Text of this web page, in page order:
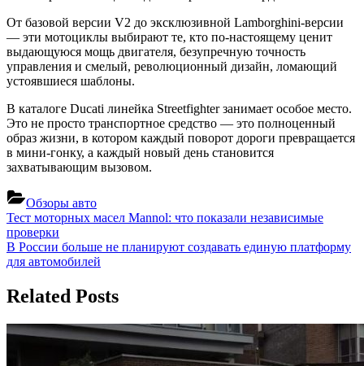
От базовой версии V2 до эксклюзивной Lamborghini‑версии
— эти мотоциклы выбирают те, кто по‑настоящему ценит
выдающуюся мощь двигателя, безупречную точность
управления и смелый, революционный дизайн, ломающий
устоявшиеся шаблоны.
В каталоге Ducati линейка Streetfighter занимает особое место.
Это не просто транспортное средство — это полноценный
образ жизни, в котором каждый поворот дороги превращается
в мини‑гонку, а каждый новый день становится
захватывающим вызовом.
Обзоры авто
Навигация
по
записям
Previous
Post:
Тест моторных масел Mannol: что показали независимые
проверки
Next
Post:
В России больше не планируют создавать единую платформу
для автомобилей
Related Posts